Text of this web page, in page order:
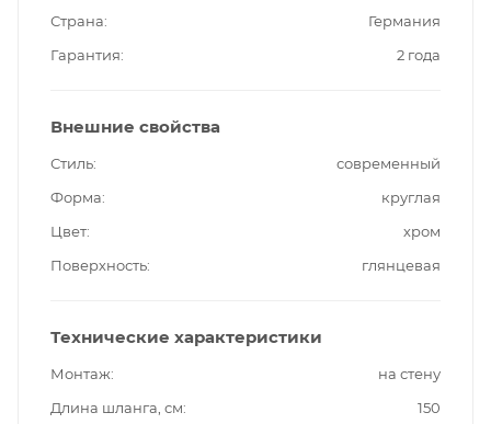
Страна
Германия
Гарантия
2 года
Внешние свойства
Стиль
современный
Форма
круглая
Цвет
хром
Поверхность
глянцевая
Технические характеристики
Монтаж
на стену
Длина шланга, см
150